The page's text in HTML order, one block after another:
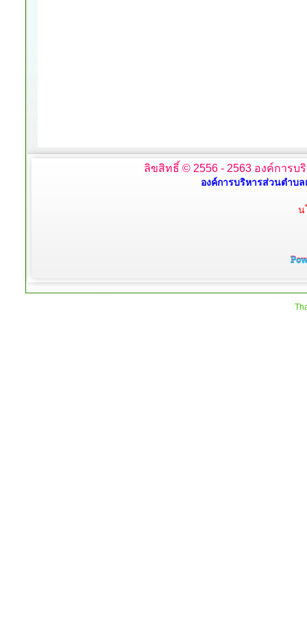
ลิขสิทธิ์ © 2556 - 2563 องค์การบ
องค์การบริหารส่วนตำบล
น